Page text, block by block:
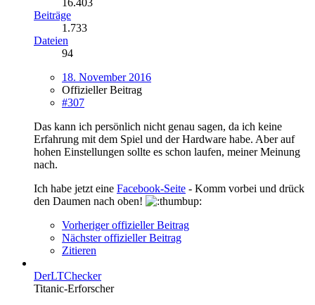
Beiträge
1.733
Dateien
94
18. November 2016
Offizieller Beitrag
#307
Das kann ich persönlich nicht genau sagen, da ich keine
Erfahrung mit dem Spiel und der Hardware habe. Aber auf
hohen Einstellungen sollte es schon laufen, meiner Meinung
nach.
Ich habe jetzt eine Facebook-Seite - Komm vorbei und drück
den Daumen nach oben!
Vorheriger offizieller Beitrag
Nächster offizieller Beitrag
Zitieren
DerLTChecker
Titanic-Erforscher